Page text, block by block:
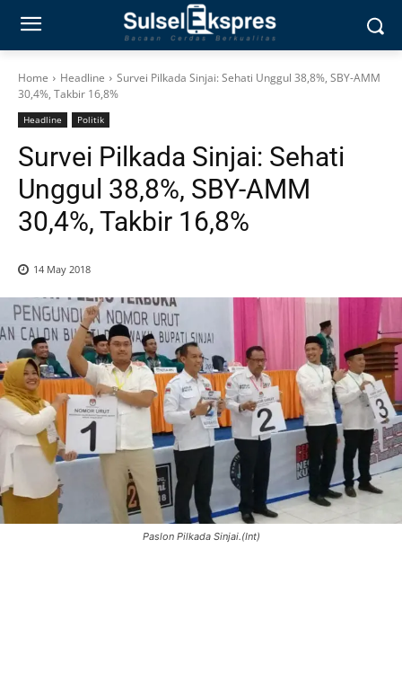
Home Headline
Survei Pilkada Sinjai: Sehati Unggul 38,8%, SBY-AMM
30,4%, Takbir 16,8%
Headline Politik
Survei Pilkada Sinjai: Sehati
Unggul 38,8%, SBY-AMM
30,4%, Takbir 16,8%
14 May 2018
Paslon Pilkada Sinjai.(Int)